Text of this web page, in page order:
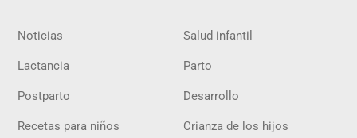
Noticias Salud infantil
Lactancia Parto
Postparto Desarrollo
Recetas para niños Crianza de los hijos